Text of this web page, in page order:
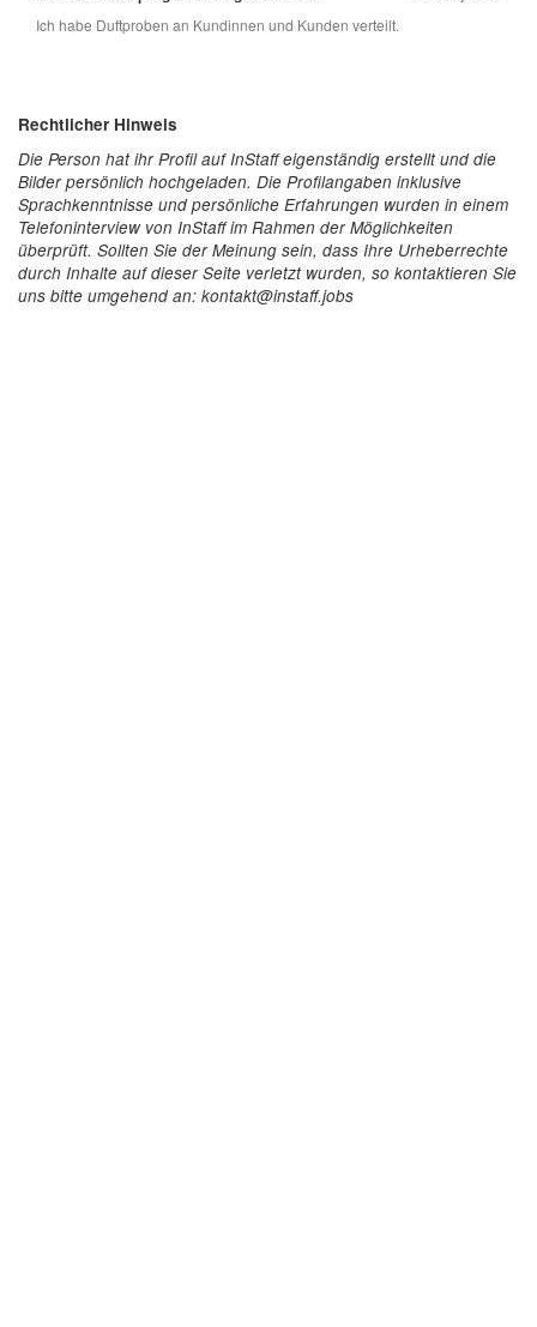
Ich habe Duftproben an Kundinnen und Kunden verteilt.
Rechtlicher Hinweis
Die Person hat ihr Profil auf InStaff eigenständig erstellt und die
Bilder persönlich hochgeladen. Die Profilangaben inklusive
Sprachkenntnisse und persönliche Erfahrungen wurden in einem
Telefoninterview von InStaff im Rahmen der Möglichkeiten
überprüft. Sollten Sie der Meinung sein, dass Ihre Urheberrechte
durch Inhalte auf dieser Seite verletzt wurden, so kontaktieren Sie
uns bitte umgehend an: kontakt@instaff.jobs